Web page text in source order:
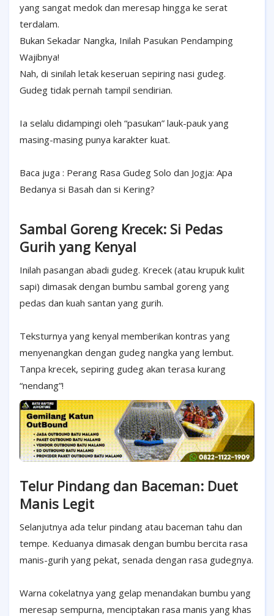
yang sangat medok dan meresap hingga ke serat
terdalam.
Bukan Sekadar Nangka, Inilah Pasukan Pendamping
Wajibnya!
Nah, di sinilah letak keseruan sepiring nasi gudeg.
Gudeg tidak pernah tampil sendirian.
Ia selalu didampingi oleh “pasukan” lauk-pauk yang
masing-masing punya karakter kuat.
Baca juga : Perang Rasa Gudeg Solo dan Jogja: Apa
Bedanya si Basah dan si Kering?
Sambal Goreng Krecek: Si Pedas
Gurih yang Kenyal
Inilah pasangan abadi gudeg. Krecek (atau krupuk kulit
sapi) dimasak dengan bumbu sambal goreng yang
pedas dan kuah santan yang gurih.
Teksturnya yang kenyal memberikan kontras yang
menyenangkan dengan gudeg nangka yang lembut.
Tanpa krecek, sepiring gudeg akan terasa kurang
“nendang”!
Telur Pindang dan Baceman: Duet
Manis Legit
Selanjutnya ada telur pindang atau baceman tahu dan
tempe. Keduanya dimasak dengan bumbu bercita rasa
manis-gurih yang pekat, senada dengan rasa gudegnya.
Warna cokelatnya yang gelap menandakan bumbu yang
meresap sempurna, menciptakan rasa manis yang khas